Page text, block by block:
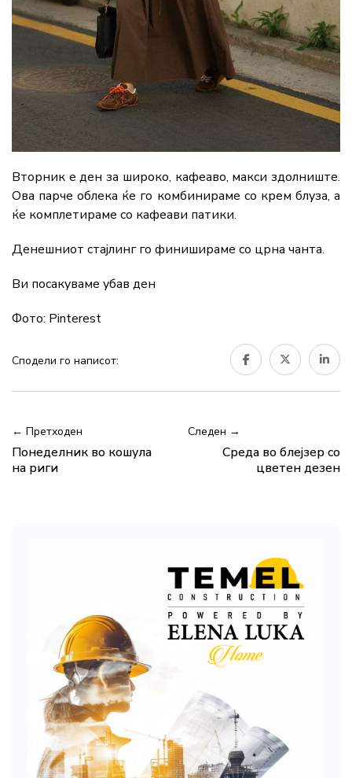
Вторник е ден за широко, кафеаво, макси здолниште.
Ова парче облека ќе го комбинираме со крем блуза, а
ќе комплетираме со кафеави патики.
Денешниот стајлинг го финишираме со црна чанта.
Ви посакуваме убав ден
Фото: Pinterest
Сподели го написот:
← Претходен
Понеделник во кошула
на риги
Следен →
Среда во блејзер со
цветен дезен